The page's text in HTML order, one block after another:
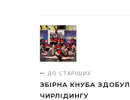
ДО СТАРІШИХ
ЗБІРНА КНУБА
ЧИРЛІДИНГУ